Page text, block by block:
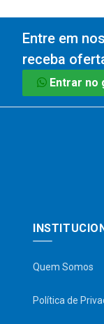
Entre em
receba
Entrar no
Quem Somos
Política de